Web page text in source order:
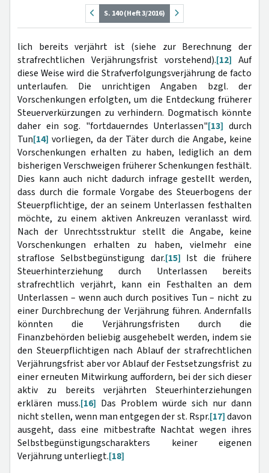
S. 140 (Heft 3/2016)
lich bereits verjährt ist (siehe zur Berechnung der
strafrechtlichen Verjährungsfrist vorstehend).[12] Auf
diese Weise wird die Strafverfolgungsverjährung de facto
unterlaufen. Die unrichtigen Angaben bzgl. der
Vorschenkungen erfolgten, um die Entdeckung früherer
Steuerverkürzungen zu verhindern. Dogmatisch könnte
daher ein sog. "fortdauerndes Unterlassen"[13] durch
Tun[14] vorliegen, da der Täter durch die Angabe, keine
Vorschenkungen erhalten zu haben, lediglich an dem
bisherigen Verschweigen früherer Schenkungen festhält.
Dies kann auch nicht dadurch infrage gestellt werden,
dass durch die formale Vorgabe des Steuerbogens der
Steuerpflichtige, der an seinem Unterlassen festhalten
möchte, zu einem aktiven Ankreuzen veranlasst wird.
Nach der Unrechtsstruktur stellt die Angabe, keine
Vorschenkungen erhalten zu haben, vielmehr eine
straflose Selbstbegünstigung dar.[15] Ist die frühere
Steuerhinterziehung durch Unterlassen bereits
strafrechtlich verjährt, kann ein Festhalten an dem
Unterlassen – wenn auch durch positives Tun – nicht zu
einer Durchbrechung der Verjährung führen. Andernfalls
könnten die Verjährungsfristen durch die
Finanzbehörden beliebig ausgehebelt werden, indem sie
den Steuerpflichtigen nach Ablauf der strafrechtlichen
Verjährungsfrist aber vor Ablauf der Festsetzungsfrist zu
einer erneuten Mitwirkung auffordern, bei der sich dieser
aktiv zu bereits verjährten Steuerhinterziehungen
erklären muss.[16] Das Problem würde sich nur dann
nicht stellen, wenn man entgegen der st. Rspr.[17]davon
ausgeht, dass eine mitbestrafte Nachtat wegen ihres
Selbstbegünstigungscharakters keiner eigenen
Verjährung unterliegt.[18]